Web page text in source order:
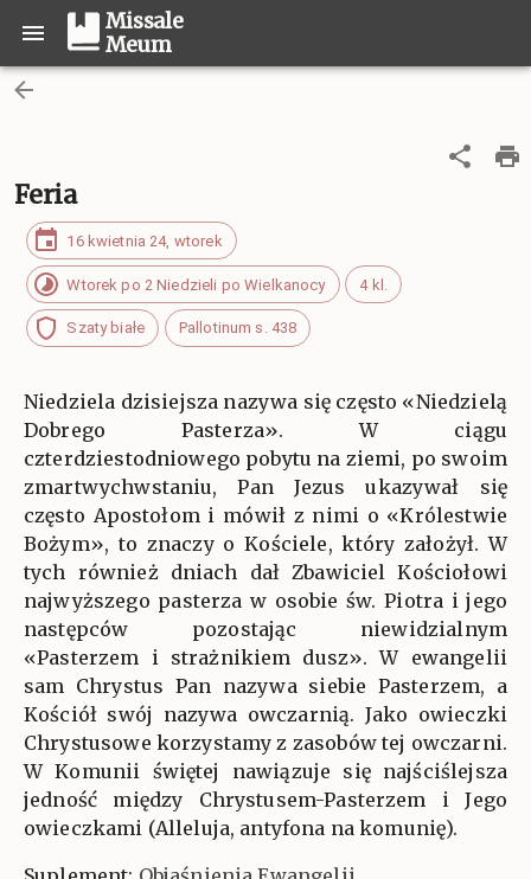
Missale
Meum
Feria
16 kwietnia 24, wtorek
Wtorek po 2 Niedzieli po Wielkanocy 4 kl.
Szaty białe Pallotinum s. 438
Niedziela dzisiejsza nazywa się często «Niedzielą
Dobrego Pasterza». W ciągu
czterdziestodniowego pobytu na ziemi, po swoim
zmartwychwstaniu, Pan Jezus ukazywał się
często Apostołom i mówił z nimi o «Królestwie
Bożym», to znaczy o Kościele, który założył. W
tych również dniach dał Zbawiciel Kościołowi
najwyższego pasterza w osobie św. Piotra i jego
następców pozostając niewidzialnym
«Pasterzem i strażnikiem dusz». W ewangelii
sam Chrystus Pan nazywa siebie Pasterzem, a
Kościół swój nazywa owczarnią. Jako owieczki
Chrystusowe korzystamy z zasobów tej owczarni.
W Komunii świętej nawiązuje się najściślejsza
jedność między Chrystusem-Pasterzem i Jego
owieczkami (Alleluja, antyfona na komunię).